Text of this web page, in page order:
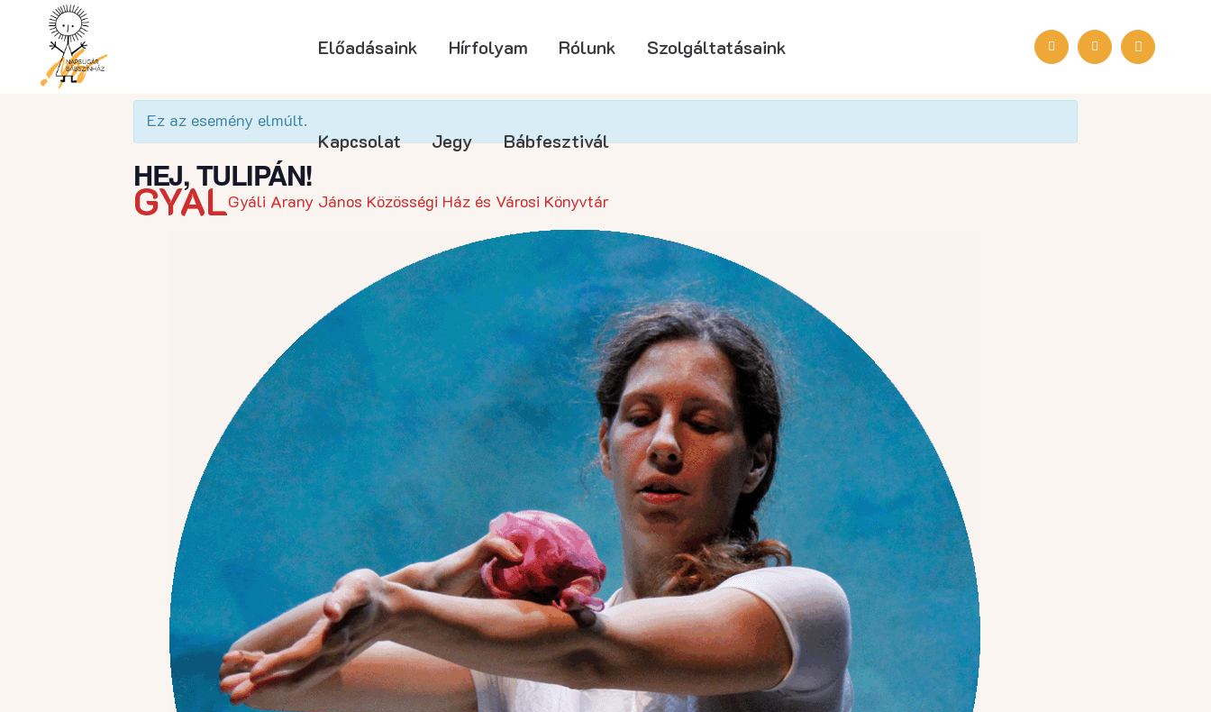
Előadásaink Hírfolyam Rólunk Szolgáltatásaink
Kapcsolat Jegy Bábfesztivál
Ez az esemény elmúlt.
HEJ, TULIPÁN!
GYÁLGyáli Arany János Közösségi Ház és Városi Könyvtár